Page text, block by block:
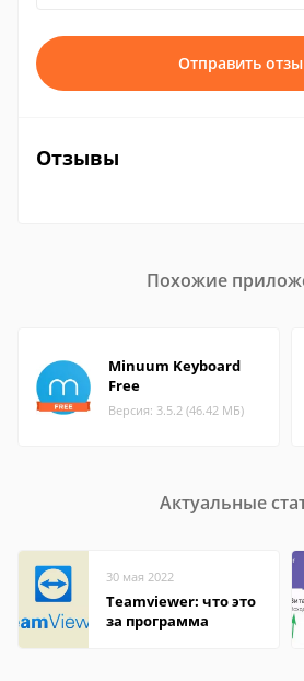
Отправить
Отзывы
Похожие
Minuum Keyboard
Free
Версия: 3.5.2 (46.42 МБ)
Актуальные
30 мая 2022
Teamviewer: что это
за программа